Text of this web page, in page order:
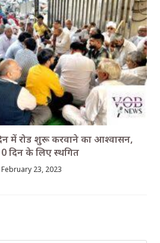
में रोड शुरू करवाने का आश्वासन,
दिन के लिए स्थगित
February 23, 2023